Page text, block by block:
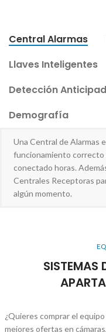
Central Alarmas
Llaves Inteligentes
Detección
Demografía
Una Central de Alarmas
funcionamiento correcto
conectado horas.
Centrales Receptoras
algún momento.
SISTEMAS
¿Quieres comprar el
mejores ofertas en